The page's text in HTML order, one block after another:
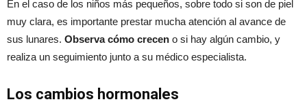
En el caso de los niños más pequeños, sobre todo si son de piel
muy clara, es importante prestar mucha atención al avance de
sus lunares. Observa cómo crecen o si hay algún cambio, y
realiza un seguimiento junto a su médico especialista.
Los cambios hormonales